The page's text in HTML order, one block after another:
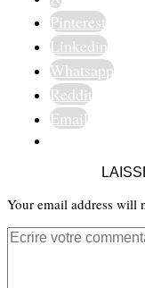
Pinterest
Linkedin
Whatsapp
Reddit
Email
Your email address will